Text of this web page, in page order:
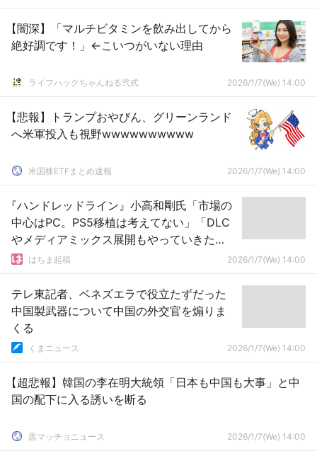
【闇深】「マルチビタミンを飲み出してから
絶好調です！」←こいつがいない理由
ライフハックちゃんねる弐式 2026/1/7(We) 14:00
【悲報】トランプおやびん、グリーンランド
へ米軍投入も視野wwwwwwwwww
米国株ETFまとめ速報 2026/1/7(We) 14:00
『ハンドレッドライン』小高和剛氏「市場の
中心はPC。PS5移植は考えてない」「DLC
やメディアミックス展開もやっていきた
い」はちま起稿 2026/1/7(We) 14:00
テレ東記者、ベネズエラで役立たずだった
中国製武器について中国の外交官を煽りま
くる
くまニュース 2026/1/7(We) 14:00
【超悲報】韓国の李在明大統領「日本も中国も大事」と中
国の配下に入る誘いを断る
黒マッチョニュース 2026/1/7(We) 14:00